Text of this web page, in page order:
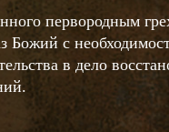
первородным
Божий с
в дело